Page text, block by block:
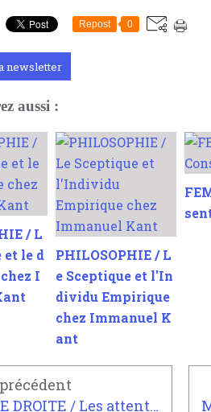
Repost 0
newsletter
aussi :
/ L
et le d
I
PHILOSOPHIE / L
e Sceptique et l'In
dividu Empirique
chez Immanuel K
ant
EXTREME DROITE / Les attentats domestiques de l'extrême droite américaine